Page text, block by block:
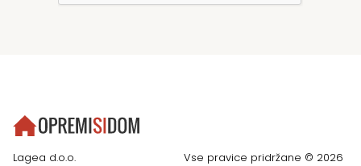
Lagea d.o.o.
Vse pravice pridržane © 2026